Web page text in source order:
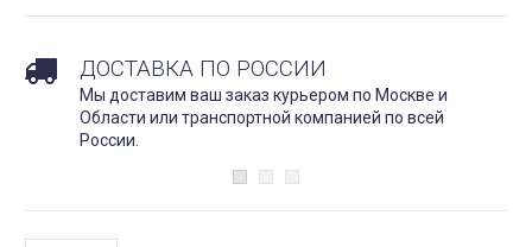
ДОСТАВКА ПО РОССИИ
Мы доставим ваш заказ курьером по Москве и
Области или транспортной компанией по всей
России.